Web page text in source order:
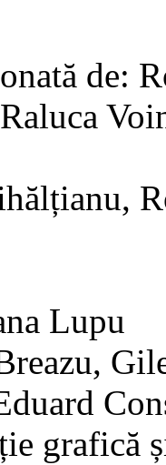
de:
Lupu